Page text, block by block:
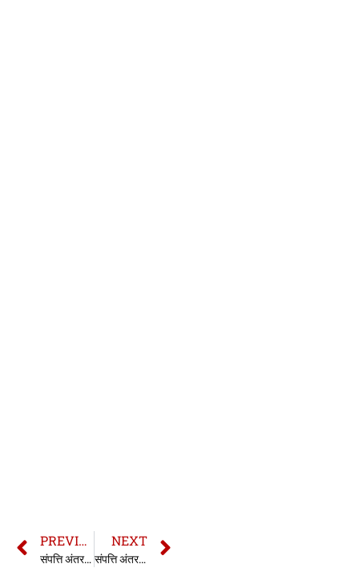
PREVIOUS
संपत्ति अंतरण अधिनियम की धारा 101 | Section 101 TPA in hindi
NEXT
संपत्ति अंतरण अधिनियम की धारा 103 | Section 103 TPA in hindi